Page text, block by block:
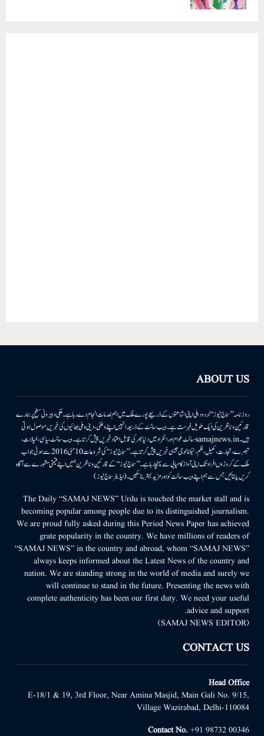
ABOUT US
روزنامہ ’’سماج نیوز‘‘ اُردو دہلی اپنی اشاعتوں کے ذریعے پورے ملک میں اہم خدمات انجام دے رہا ہے۔ ملکی وبیرونی سطح پر ہمارے
قارئین وناظرین کی ایک طویل فہرست ہے۔ ویب سائٹ کے ذریعہ انہیں اپنے وطنی، دینی وملی بھائیوں کی خبریں موصول ہوتی
ہیں۔samajnews.inسائٹ عوام اور انفراد میں دنیا بھر کی قابل اعتماد خبریں پیش کرتا ہے۔ ویب سائٹ سیاسی، خیالات،
تبصرے، تجارت، کھیل، فلم، ٹیکنالوجی جیسی خبریں پیش کرتا ہے۔ ’’سماج نیوز‘‘ کی شروعات 10مئی 2016 سے ہوئی جو اب
ملک کے کروڑوں افراد تک اپنی آواز کامیابی سے پہنچا رہا ہے۔ ’’سماج نیوز‘‘ کے قارئین وناظرین ہمیں اپنے قیمتی مشورے سے آگاہ
کریں یا بتائیں جس سے ہم اپنے ویب سائٹ کو اور مزید بہتر بناسکیں۔ (ایڈیٹر سماج نیوز)
The Daily “SAMAJ NEWS” Urdu is touched the market stall and is
becoming popular among people due to its distinguished journalism.
We are proud fully asked during this Period News Paper has achieved
grate popularity in the country. We have millions of readers of
“SAMAJ NEWS” in the country and abroad, whom “SAMAJ NEWS”
always keeps informed about the Latest News of the country and
nation. We are standing strong in the world of media and surely we
will continue to stand in the future. Presenting the news with
complete authenticity has been our first duty. We need your useful
advice and support.
(SAMAJ NEWS EDITOR)
CONTACT US
Head Office
E-18/1 & 19, 3rd Floor, Near Amina Masjid, Main Gali No. 9/15,
Village Wazirabad, Delhi-110084
Contact No. +91 98732 00346